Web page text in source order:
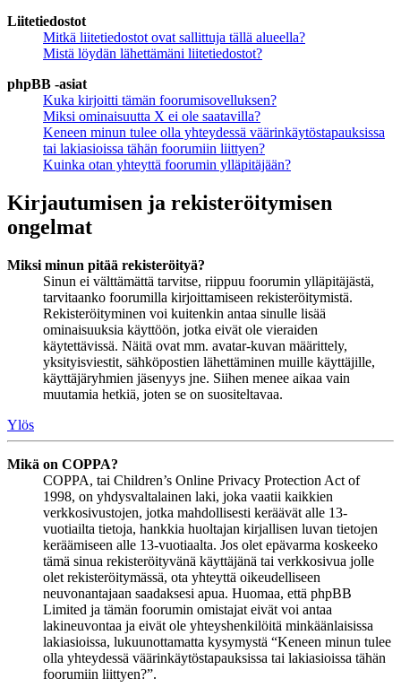
Liitetiedostot
Mitkä liitetiedostot ovat sallittuja tällä alueella?
Mistä löydän lähettämäni liitetiedostot?
phpBB -asiat
Kuka kirjoitti tämän foorumisovelluksen?
Miksi ominaisuutta X ei ole saatavilla?
Keneen minun tulee olla yhteydessä väärinkäytöstapauksissa
tai lakiasioissa tähän foorumiin liittyen?
Kuinka otan yhteyttä foorumin ylläpitäjään?
Kirjautumisen ja rekisteröitymisen
ongelmat
Miksi minun pitää rekisteröityä?
Sinun ei välttämättä tarvitse, riippuu foorumin ylläpitäjästä,
tarvitaanko foorumilla kirjoittamiseen rekisteröitymistä.
Rekisteröityminen voi kuitenkin antaa sinulle lisää
ominaisuuksia käyttöön, jotka eivät ole vieraiden
käytettävissä. Näitä ovat mm. avatar-kuvan määrittely,
yksityisviestit, sähköpostien lähettäminen muille käyttäjille,
käyttäjäryhmien jäsenyys jne. Siihen menee aikaa vain
muutamia hetkiä, joten se on suositeltavaa.
Ylös
Mikä on COPPA?
COPPA, tai Children’s Online Privacy Protection Act of
1998, on yhdysvaltalainen laki, joka vaatii kaikkien
verkkosivustojen, jotka mahdollisesti keräävät alle 13-
vuotiailta tietoja, hankkia huoltajan kirjallisen luvan tietojen
keräämiseen alle 13-vuotiaalta. Jos olet epävarma koskeeko
tämä sinua rekisteröityvänä käyttäjänä tai verkkosivua jolle
olet rekisteröitymässä, ota yhteyttä oikeudelliseen
neuvonantajaan saadaksesi apua. Huomaa, että phpBB
Limited ja tämän foorumin omistajat eivät voi antaa
lakineuvontaa ja eivät ole yhteyshenkilöitä minkäänlaisissa
lakiasioissa, lukuunottamatta kysymystä “Keneen minun tulee
olla yhteydessä väärinkäytöstapauksissa tai lakiasioissa tähän
foorumiin liittyen?”.